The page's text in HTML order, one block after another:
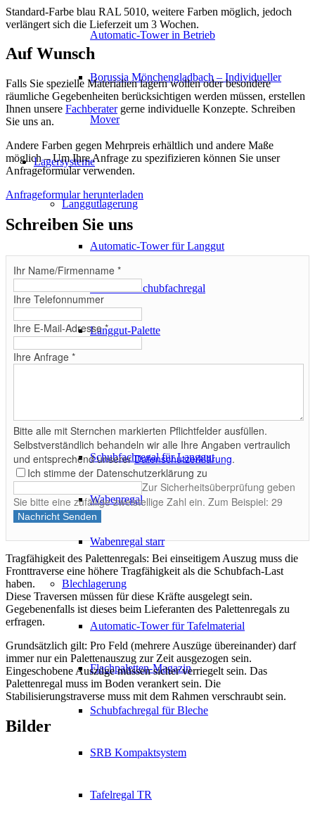
Automatic-Tower in Betrieb
Borussia Mönchengladbach – Individueller
Mover
Lagersysteme
Langgutlagerung
Automatic-Tower für Langgut
Kassetten-Schubfachregal
Langgut-Palette
Schubfachregal für Langgut
Wabenregal
Wabenregal starr
Blechlagerung
Automatic-Tower für Tafelmaterial
Flachpaletten-Magazin
Schubfachregal für Bleche
SRB Kompaktsystem
Tafelregal TR
Standard-Farbe blau RAL 5010, weitere Farben möglich, jedoch
verlängert sich die Lieferzeit um 3 Wochen.
Auf Wunsch
Falls Sie spezielle Materialien lagern wollen oder besondere
räumliche Gegebenheiten berücksichtigen werden müssen, erstellen
Ihnen unsere Fachberatergerne individuelle Konzepte. Schreiben
Sie uns an.
Andere Farben gegen Mehrpreis erhältlich und andere Maße
möglich – Um Ihre Anfrage zu spezifizieren können Sie unser
Anfrageformular verwenden.
Anfrageformular herunterladen
Schreiben Sie uns
Ihr Name/Firmenname *
Ihre Telefonnummer
Ihre E-Mail-Adresse*
Ihre Anfrage *
Bitte alle mit Sternchen markierten Pflichtfelder ausfüllen.
Selbstverständlich behandeln wir alle Ihre Angaben vertraulich
und entsprechend unsererDatenschutzerklärung.
Ich stimme der Datenschutzerklärung zu
Zur Sicherheitsüberprüfung geben
Sie bitte eine zufällige zweistellige Zahl ein. Zum Beispiel: 29
Nachricht Senden
Tragfähigkeit des Palettenregals: Bei einseitigem Auszug muss die
Fronttraverse eine höhere Tragfähigkeit als die Schubfach-Last
haben.
Diese Traversen müssen für diese Kräfte ausgelegt sein.
Gegebenenfalls ist dieses beim Lieferanten des Palettenregals zu
erfragen.
Grundsätzlich gilt: Pro Feld (mehrere Auszüge übereinander) darf
immer nur ein Palettenauszug zur Zeit ausgezogen sein.
Eingeschobene Auszüge müssen sicher verriegelt sein. Das
Palettenregal muss im Boden verankert sein. Die
Stabilisierungstraverse muss mit dem Rahmen verschraubt sein.
Bilder